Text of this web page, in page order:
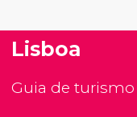
Lisboa
Guia de turismo